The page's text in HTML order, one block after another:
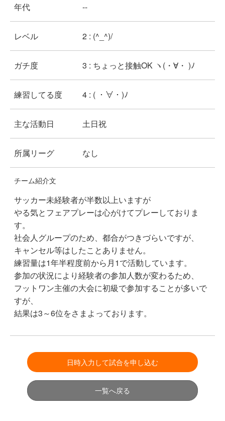
年代 --
レベル 2 : (^_^)/
ガチ度 3 : ちょっと接触OK ヽ(・∀・ )ﾉ
練習してる度 4 : ( ・∀・)ﾉ
主な活動日 土日祝
所属リーグ なし
チーム紹介文
サッカー未経験者が半数以上いますが
やる気とフェアプレーは心がけてプレーしておりま
す。
社会人グループのため、都合がつきづらいですが、
キャンセル等はしたことありません。
練習量は1年半程度前から月1で活動しています。
参加の状況により経験者の参加人数が変わるため、
フットワン主催の大会に初級で参加することが多いで
すが、
結果は3～6位をさまよっております。
日時入力して試合を申し込む
一覧へ戻る